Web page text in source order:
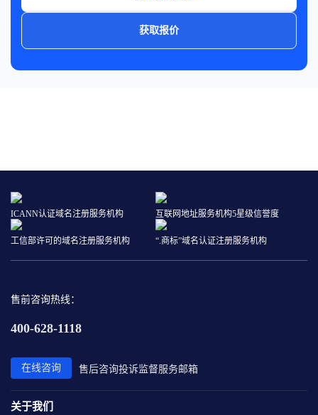
获取报价
ICANN认证域名注册服务机构 互联网地址服务机构5星级信誉度
工信部许可的域名注册服务机构 “.商标”域名认证注册服务机构
售前咨询热线：
400-628-1118
在线咨询 售后咨询投诉监督服务邮箱
关于我们